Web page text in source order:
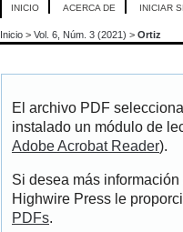
INICIO ACERCA DE INICIAR
Inicio > Vol. 6, Núm. 3 (2021) > Ortiz
El archivo PDF
instalado un módulo de
Adobe Acrobat Reader).
Si desea más
Highwire Press le
PDFs.